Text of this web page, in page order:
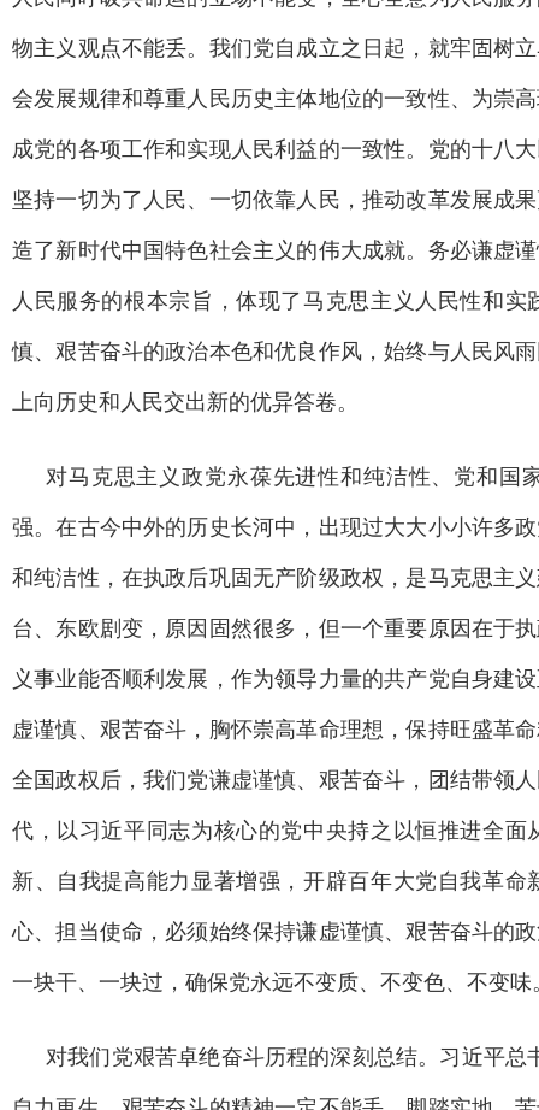
物主义观点不能丢。我们党自成立之日起，就牢固树
会发展规律和尊重人民历史主体地位的一致性、为崇
成党的各项工作和实现人民利益的一致性。党的十八
坚持一切为了人民、一切依靠人民，推动改革发展成
造了新时代中国特色社会主义的伟大成就。务必谦虚
人民服务的根本宗旨，体现了马克思主义人民性和
慎、艰苦奋斗的政治本色和优良作风，始终与人民风
上向历史和人民交出新的优异答卷。
对马克思主义政党永葆先进性和纯洁性、党和国
强。在古今中外的历史长河中，出现过大大小小许多
和纯洁性，在执政后巩固无产阶级政权，是马克思主
台、东欧剧变，原因固然很多，但一个重要原因在于
义事业能否顺利发展，作为领导力量的共产党自身建
虚谨慎、艰苦奋斗，胸怀崇高革命理想，保持旺盛革
全国政权后，我们党谦虚谨慎、艰苦奋斗，团结带领
代，以习近平同志为核心的党中央持之以恒推进全
新、自我提高能力显著增强，开辟百年大党自我革
心、担当使命，必须始终保持谦虚谨慎、艰苦奋斗的
一块干、一块过，确保党永远不变质、不变色、不变味
对我们党艰苦卓绝奋斗历程的深刻总结。习近平